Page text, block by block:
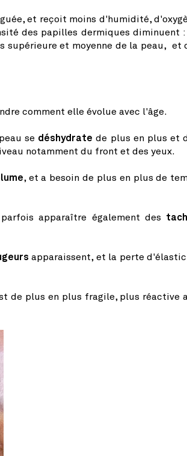
et reçoit moins d'humidité,
des papilles dermiques diminuent :
supérieure et moyenne de la peau, et
comment elle évolue avec l'âge.
se déshydrate de plus en plus et
notamment du front et des yeux.
, et a besoin de plus en plus de
apparaître également des
apparaissent, et la perte
de plus en plus fragile, plus réactive